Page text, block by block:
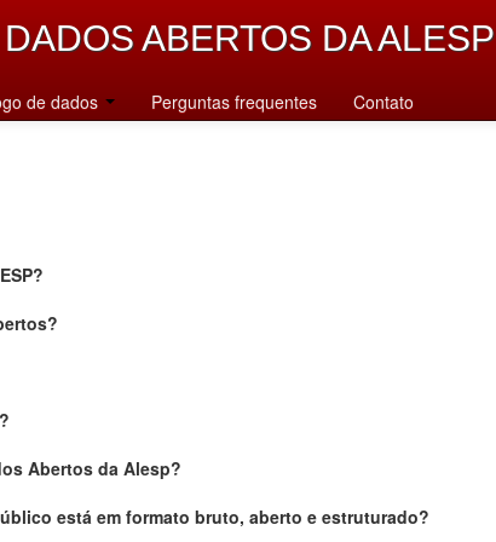
ABERTOS DA ALESP
de dados Perguntas frequentes Contato
Abertos da Alesp?
está em formato bruto, aberto e estruturado?